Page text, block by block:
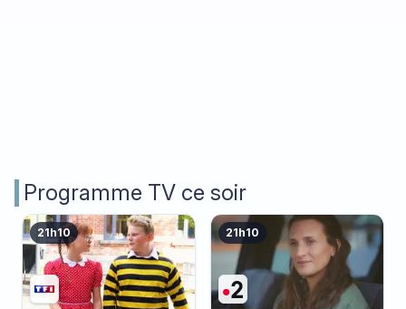
Programme TV ce soir
21h10 21h10